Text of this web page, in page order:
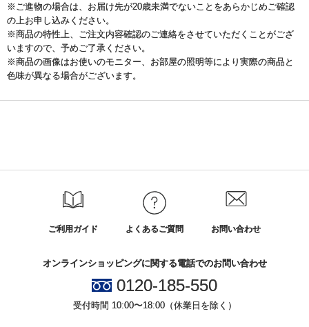
※ご進物の場合は、お届け先が20歳未満でないことをあらかじめご確認
の上お申し込みください。
※商品の特性上、ご注文内容確認のご連絡をさせていただくことがござ
いますので、予めご了承ください。
※商品の画像はお使いのモニター、お部屋の照明等により実際の商品と
色味が異なる場合がございます。
ご利用ガイド よくあるご質問 お問い合わせ
オンラインショッピングに関する電話でのお問い合わせ
0120-185-550
受付時間 10:00〜18:00（休業日を除く）